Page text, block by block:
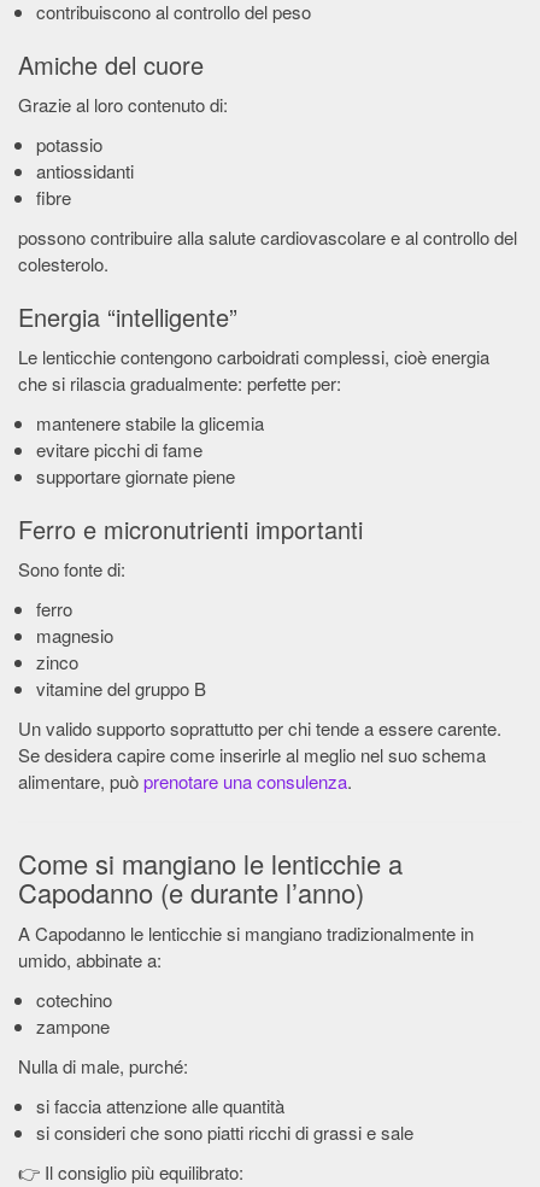
contribuiscono al controllo del peso
Amiche del cuore
Grazie al loro contenuto di:
potassio
antiossidanti
fibre
possono contribuire alla salute cardiovascolare e al controllo del
colesterolo.
Energia “intelligente”
Le lenticchie contengono carboidrati complessi, cioè energia
che si rilascia gradualmente: perfette per:
mantenere stabile la glicemia
evitare picchi di fame
supportare giornate piene
Ferro e micronutrienti importanti
Sono fonte di:
ferro
magnesio
zinco
vitamine del gruppo B
Un valido supporto soprattutto per chi tende a essere carente.
Se desidera capire come inserirle al meglio nel suo schema
alimentare, puòprenotare una consulenza.
Come si mangiano le lenticchie a
Capodanno (e durante l’anno)
A Capodanno le lenticchie si mangiano tradizionalmente in
umido, abbinate a:
cotechino
zampone
Nulla di male, purché:
si faccia attenzione alle quantità
si consideri che sono piatti ricchi di grassi e sale
👉 Il consiglio più equilibrato: